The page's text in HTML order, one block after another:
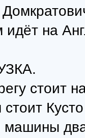
на
стоит
машины